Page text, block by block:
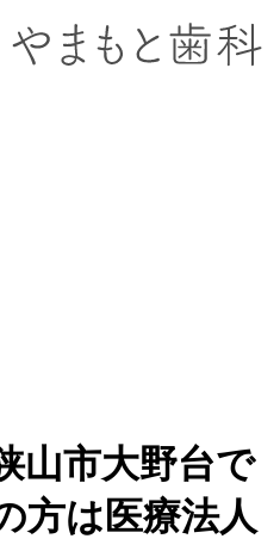
山市大野台で
方は医療法人